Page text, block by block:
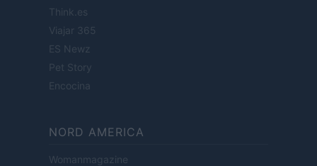
Think.es
Viajar 365
ES Newz
Pet Story
Encocina
NORD AMERICA
Womanmagazine